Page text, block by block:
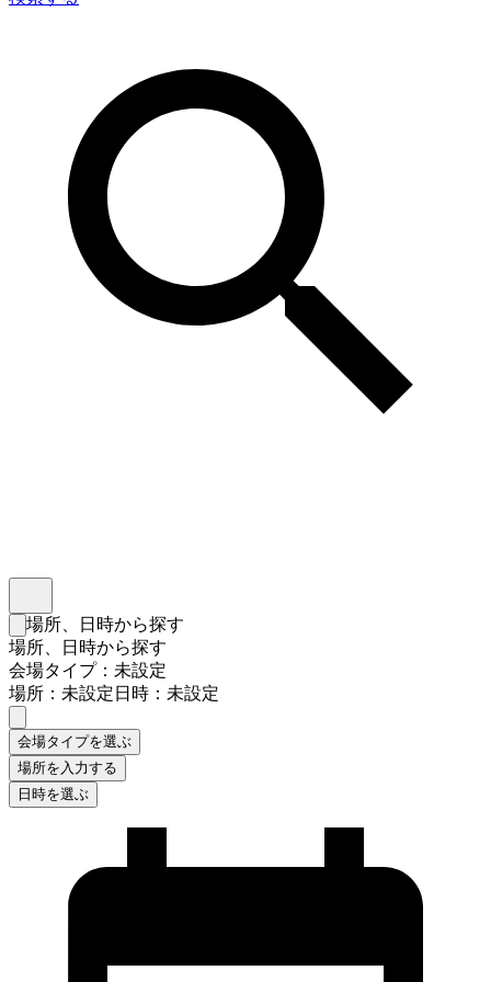
検索フォームを閉じる
場所、日時から探す
場所、日時から探す
会場タイプ：未設定
場所：未設定日時：未設定
会場タイプを選ぶ
場所を入力する
日時を選ぶ